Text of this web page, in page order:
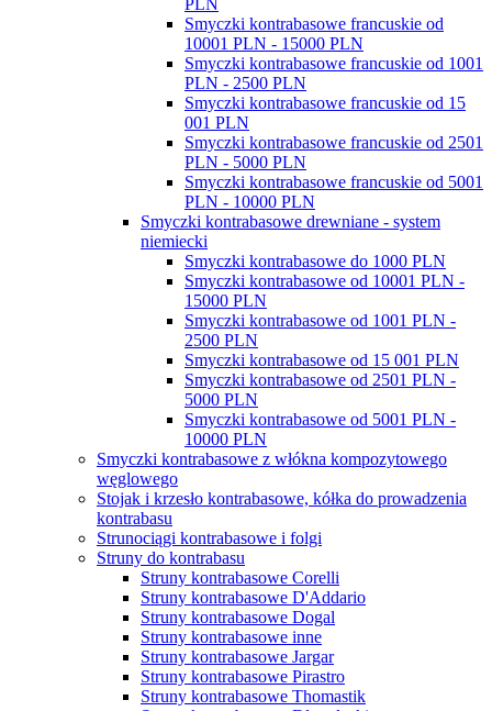
PLN
Smyczki kontrabasowe francuskie od
10001 PLN - 15000 PLN
Smyczki kontrabasowe francuskie od 1001
PLN - 2500 PLN
Smyczki kontrabasowe francuskie od 15
001 PLN
Smyczki kontrabasowe francuskie od 2501
PLN - 5000 PLN
Smyczki kontrabasowe francuskie od 5001
PLN - 10000 PLN
Smyczki kontrabasowe drewniane - system
niemiecki
Smyczki kontrabasowe do 1000 PLN
Smyczki kontrabasowe od 10001 PLN -
15000 PLN
Smyczki kontrabasowe od 1001 PLN -
2500 PLN
Smyczki kontrabasowe od 15 001 PLN
Smyczki kontrabasowe od 2501 PLN -
5000 PLN
Smyczki kontrabasowe od 5001 PLN -
10000 PLN
Smyczki kontrabasowe z włókna kompozytowego
węglowego
Stojak i krzesło kontrabasowe, kółka do prowadzenia
kontrabasu
Strunociągi kontrabasowe i folgi
Struny do kontrabasu
Struny kontrabasowe Corelli
Struny kontrabasowe D'Addario
Struny kontrabasowe Dogal
Struny kontrabasowe inne
Struny kontrabasowe Jargar
Struny kontrabasowe Pirastro
Struny kontrabasowe Thomastik